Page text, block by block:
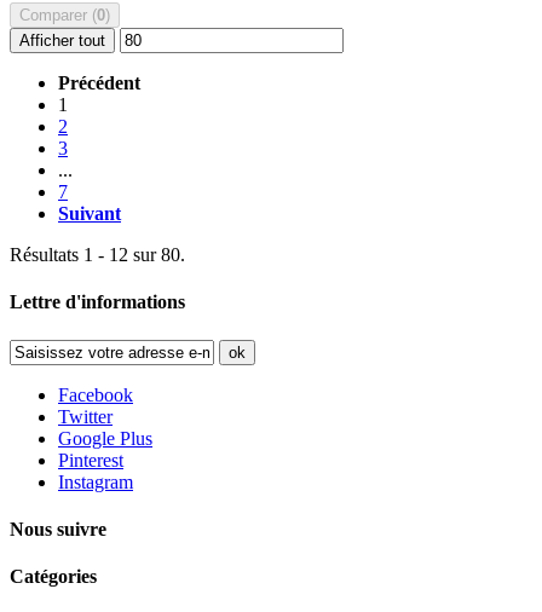
Comparer (0)
Afficher tout
Précédent
1
2
3
...
7
Suivant
Résultats 1 - 12 sur 80.
Lettre d'informations
ok
Facebook
Twitter
Google Plus
Pinterest
Instagram
Nous suivre
Catégories